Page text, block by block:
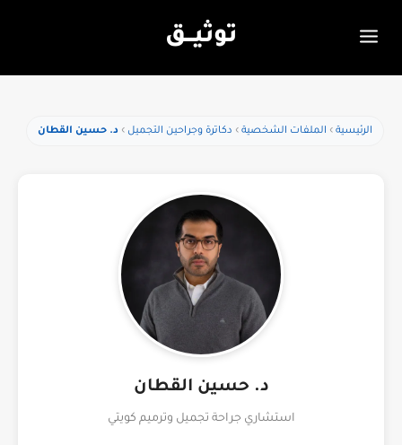
توثيـــق
الرئيسية الملفات الشخصية دكاترة وجراحين التجميل د. حسين القطان
د. حسين القطان
استشاري جراحة تجميل وترميم كويتي